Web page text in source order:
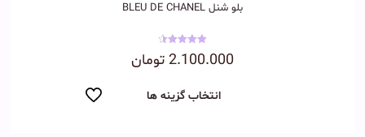
بلو‌ شنل BLEU DE CHANEL
نمره
4.50
2.100.000 تومان
انتخاب گزینه ها